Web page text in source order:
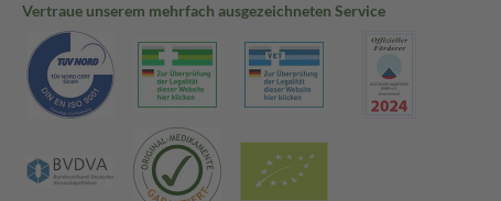
Vertraue unserem mehrfach ausgezeichneten Service